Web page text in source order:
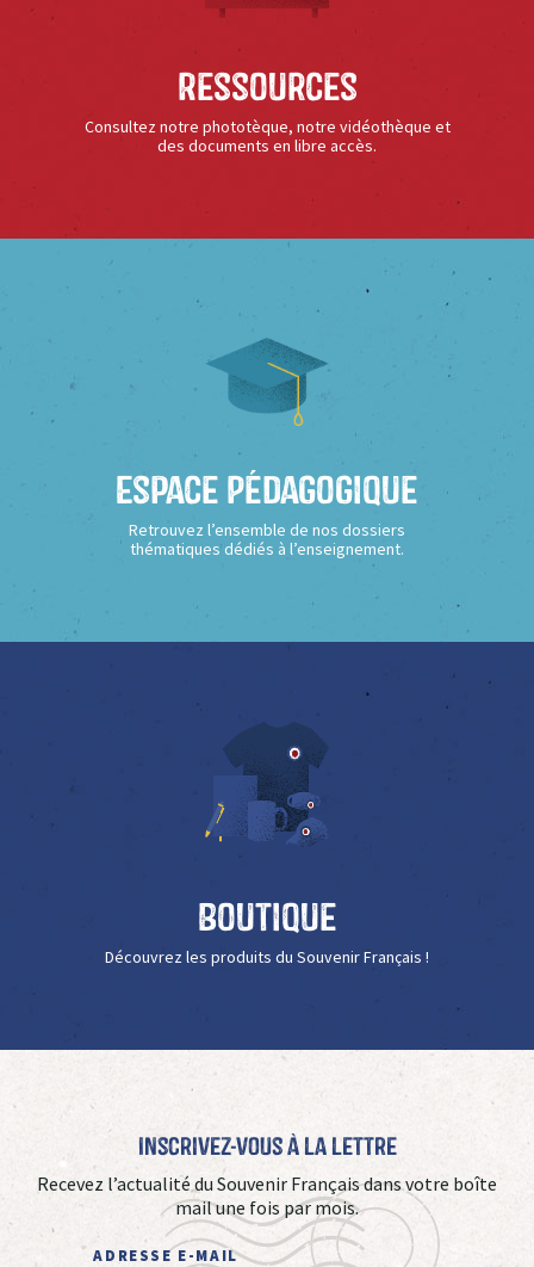
Ressources
Consultez notre phototèque, notre vidéothèque et
des documents en libre accès.
Espace Pédagogique
Retrouvez l’ensemble de nos dossiers
thématiques dédiés à l’enseignement.
Boutique
Découvrez les produits du Souvenir Français !
Inscrivez-vous à La Lettre
Recevez l’actualité du Souvenir Français dans votre boîte
mail une fois par mois.
ADRESSE E-MAIL